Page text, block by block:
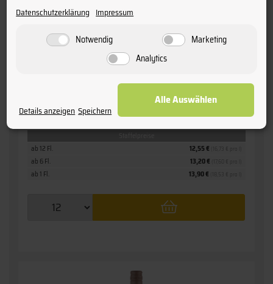
2019 Ürzig Würzgarten
Weingut Mönchhof Ürzig
12,
inkl. MwSt. / zzgl. Versand(Grundpreis: 16,73 € pro l)
ab 1 Fl. 13,90 €
ab 6 Fl. 13,20 €
ab 12 Fl. 12,55 €
Staffelpreise
Datenschutzerklärung Impressum
Notwendig
Marketing
Analytics
Details anzeigen Speichern
Alle Auswählen